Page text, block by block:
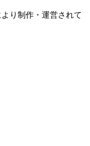
り制作・運営されて